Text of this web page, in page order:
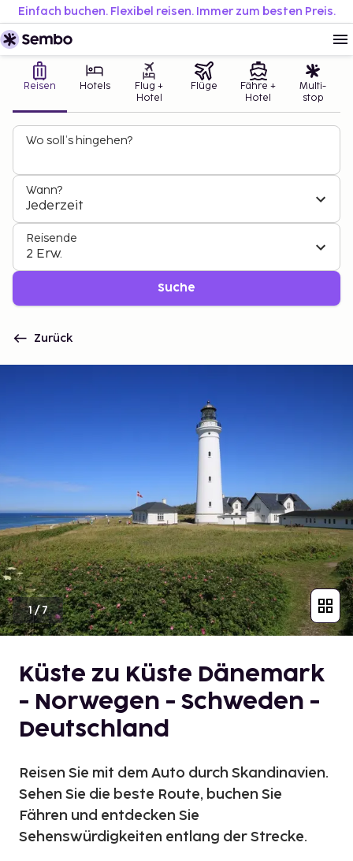
Einfach buchen. Flexibel reisen. Immer zum besten Preis.
Reisen Hotels
Flug +
Hotel
Flüge
Fähre +
Hotel
Multi-
stop
Wo soll’s hingehen?
Wann?
Jederzeit
Reisende
2 Erw.
Suche
Zurück
1/7
Küste zu Küste Dänemark
- Norwegen - Schweden -
Deutschland
Reisen Sie mit dem Auto durch Skandinavien.
Sehen Sie die beste Route, buchen Sie
Fähren und entdecken Sie
Sehenswürdigkeiten entlang der Strecke.